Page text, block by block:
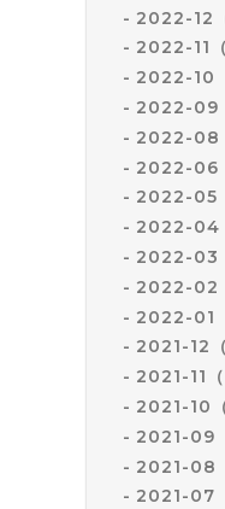
2022-12
2022-11（
2022-10
2022-09
2022-08
2022-06
2022-05
2022-04
2022-03
2022-02
2022-01
2021-12
2021-11（
2021-10
2021-09
2021-08
2021-07